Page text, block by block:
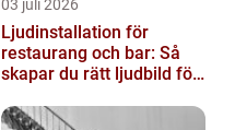
03 juli 2026
Ljudinstallation för
restaurang och bar: Så
skapar du rätt ljudbild för